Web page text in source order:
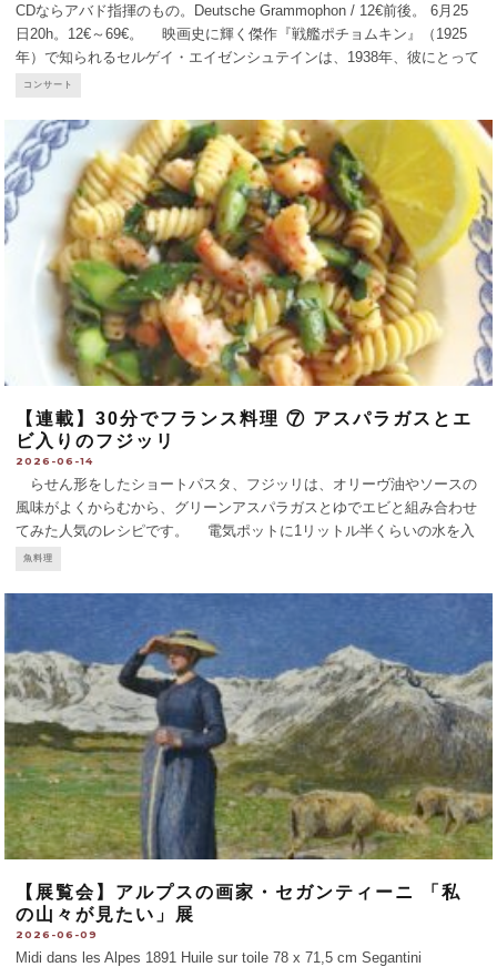
CDならアバド指揮のもの。Deutsche Grammophon / 12€前後。 6月25
日20h。12€～69€。 映画史に輝く傑作『戦艦ポチョムキン』（1925
年）で知られるセルゲイ・エイゼンシュテインは、1938年、彼にとって
初のトーキー作品『アレクサンドル・ネフスキー』*を撮った。侵略し
コンサート
【連載】30分でフランス料理 ⑦ アスパラガスとエ
ビ入りのフジッリ
2026-06-14
らせん形をしたショートパスタ、フジッリは、オリーヴ油やソースの
風味がよくからむから、グリーンアスパラガスとゆでエビと組み合わせ
てみた人気のレシピです。 電気ポットに1リットル半くらいの水を入
れて沸騰させたら鍋にとる。強火にかけ、塩適量を加え、2人分として
魚料理
【展覧会】アルプスの画家・セガンティーニ 「私
の山々が見たい」展
2026-06-09
Midi dans les Alpes 1891 Huile sur toile 78 x 71,5 cm Segantini